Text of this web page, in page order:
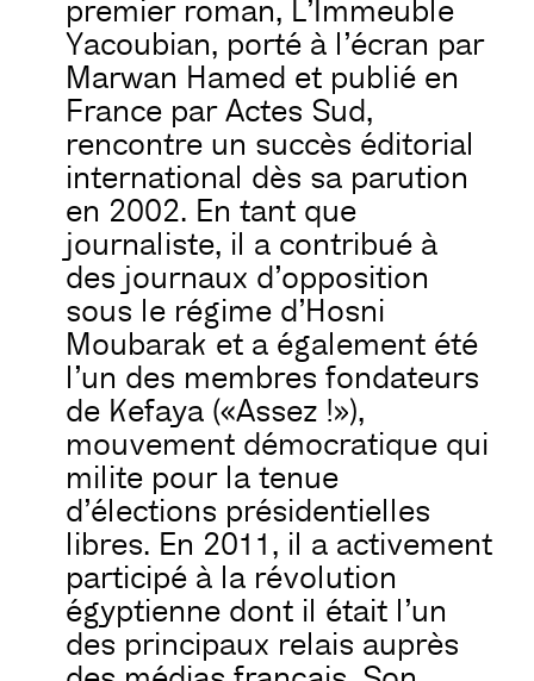
premier roman, L’Immeuble
Yacoubian, porté à l’écran par
Marwan Hamed et publié en
France par Actes Sud,
rencontre un succès éditorial
international dès sa parution
en 2002. En tant que
journaliste, il a contribué à
des journaux d’opposition
sous le régime d’Hosni
Moubarak et a également été
l’un des membres fondateurs
de Kefaya («Assez !»),
mouvement démocratique qui
milite pour la tenue
d’élections présidentielles
libres. En 2011, il a activement
participé à la révolution
égyptienne dont il était l’un
des principaux relais auprès